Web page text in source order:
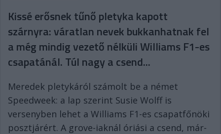
Kissé erősnek tűnő pletyka kapott
szárnyra: váratlan nevek bukkanhatnak fel
a még mindig vezető nélküli Williams F1-es
csapatánál. Túl nagy a csend...
Meredek pletykáról számolt be a német
Speedweek: a lap szerint Susie Wolff is
versenyben lehet a Williams F1-es csapatfőnöki
posztjárért. A grove-iaknál óriási a csend, már-